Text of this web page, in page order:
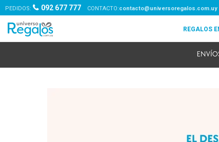
PEDIDOS: 092 677 777 contacto@universoregalos.com.uy